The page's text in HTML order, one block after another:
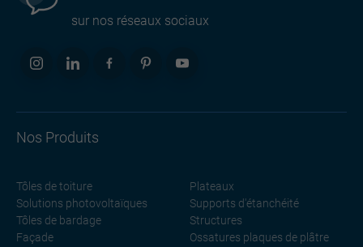
sur nos réseaux sociaux
Nos Produits
Tôles de toiture
Solutions photovoltaïques
Tôles de bardage
Façade
Plateaux
Supports d'étanchéité
Structures
Ossatures plaques de plâtre